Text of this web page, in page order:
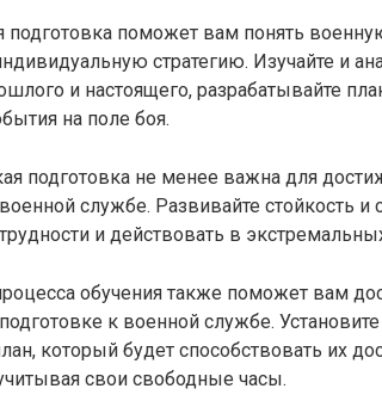
подготовка поможет вам понять
стратегию. Изучайте и
и настоящего, разрабатывайте
на поле боя.
подготовка не менее важна для
службе. Развивайте стойкость и
и действовать в
обучения также поможет вам
к военной службе.
который будет способствовать их
свои свободные часы.